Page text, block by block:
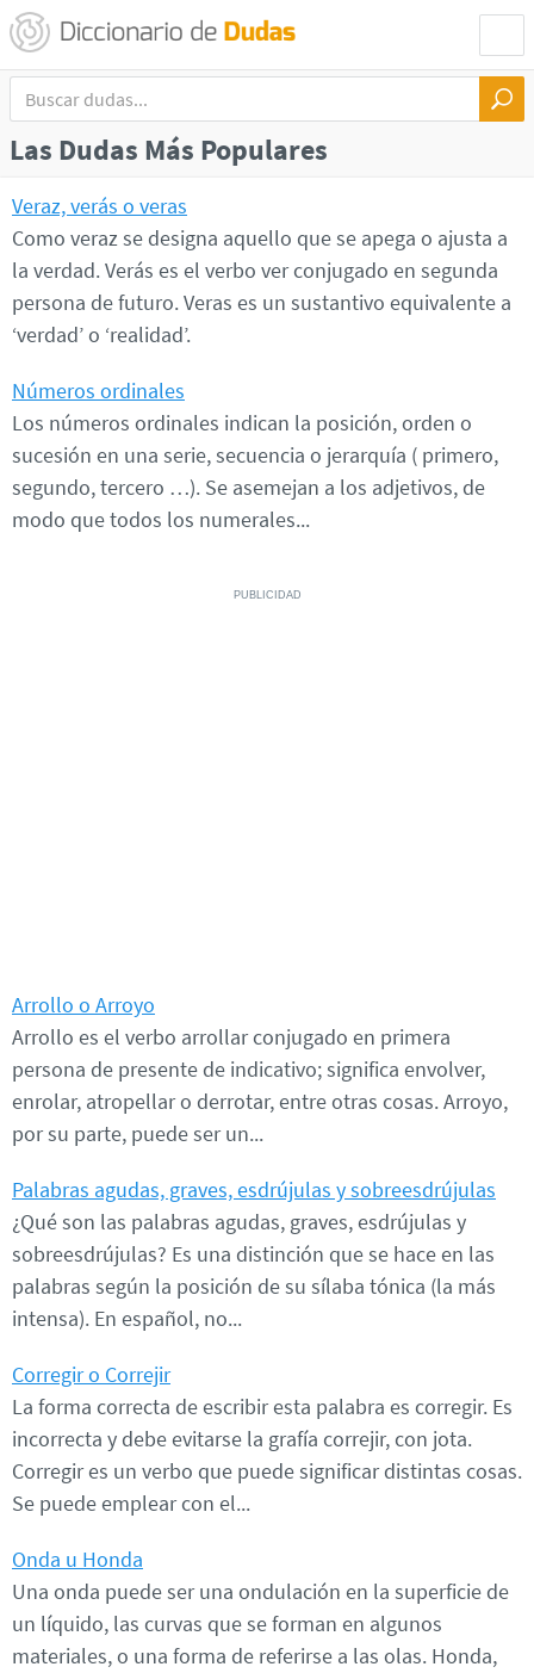
Las Dudas Más Populares
Veraz, verás o veras
Como veraz se designa aquello que se apega o ajusta a
la verdad. Verás es el verbo ver conjugado en segunda
persona de futuro. Veras es un sustantivo equivalente a
‘verdad’ o ‘realidad’.
Números ordinales
Los números ordinales indican la posición, orden o
sucesión en una serie, secuencia o jerarquía ( primero,
segundo, tercero …). Se asemejan a los adjetivos, de
modo que todos los numerales...
Arrollo o Arroyo
Arrollo es el verbo arrollar conjugado en primera
persona de presente de indicativo; significa envolver,
enrolar, atropellar o derrotar, entre otras cosas. Arroyo,
por su parte, puede ser un...
Palabras agudas, graves, esdrújulas y sobreesdrújulas
¿Qué son las palabras agudas, graves, esdrújulas y
sobreesdrújulas? Es una distinción que se hace en las
palabras según la posición de su sílaba tónica (la más
intensa). En español, no...
Corregir o Correjir
La forma correcta de escribir esta palabra es corregir. Es
incorrecta y debe evitarse la grafía correjir, con jota.
Corregir es un verbo que puede significar distintas cosas.
Se puede emplear con el...
Onda u Honda
Una onda puede ser una ondulación en la superficie de
un líquido, las curvas que se forman en algunos
materiales, o una forma de referirse a las olas. Honda,